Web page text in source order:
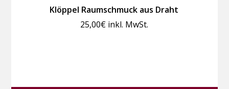
Klöppel Raumschmuck aus Draht
25,00€ inkl. MwSt.